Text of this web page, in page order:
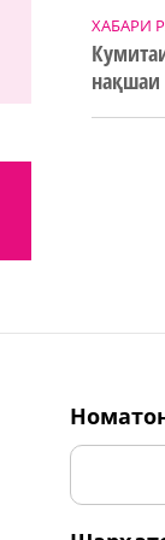
ХАБАРИ
нақшаи